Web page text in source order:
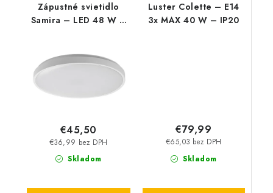
Zápustné svietidlo
Samira – LED 48 W –
Skladom
€36,99 bez DPH
€45,50
Luster Colette – E14
3x MAX 40 W – IP20
Skladom
€65,03 bez DPH
€79,99